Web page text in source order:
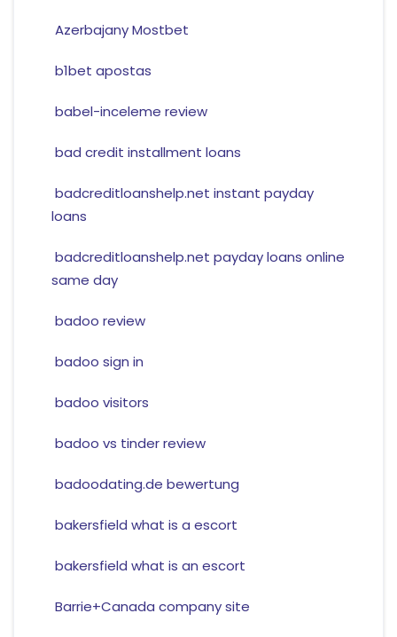
Azerbajany Mostbet
b1bet apostas
babel-inceleme review
bad credit installment loans
badcreditloanshelp.net instant payday
loans
badcreditloanshelp.net payday loans online
same day
badoo review
badoo sign in
badoo visitors
badoo vs tinder review
badoodating.de bewertung
bakersfield what is a escort
bakersfield what is an escort
Barrie+Canada company site